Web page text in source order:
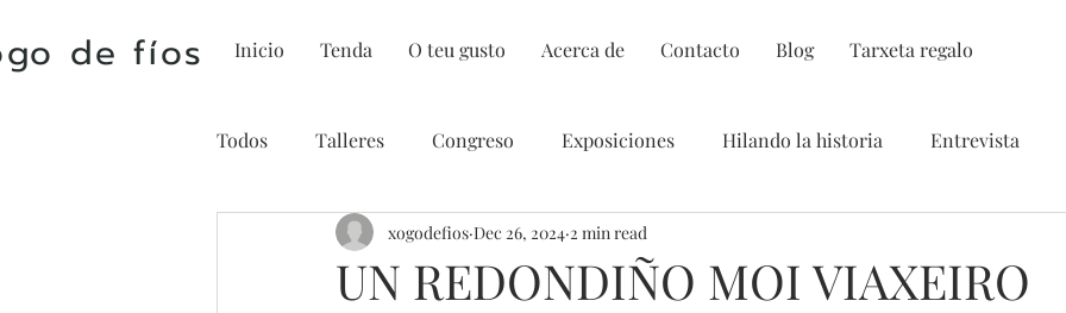
de fíos Inicio Tenda O teu gusto Acerca de Contacto Blog Tarxeta regalo
Todos Talleres Congreso Exposiciones Hilando la historia Entrevista
UN REDONDIÑO MOI VIAXEIRO
xogodefios Dec 26, 2024 2 min read